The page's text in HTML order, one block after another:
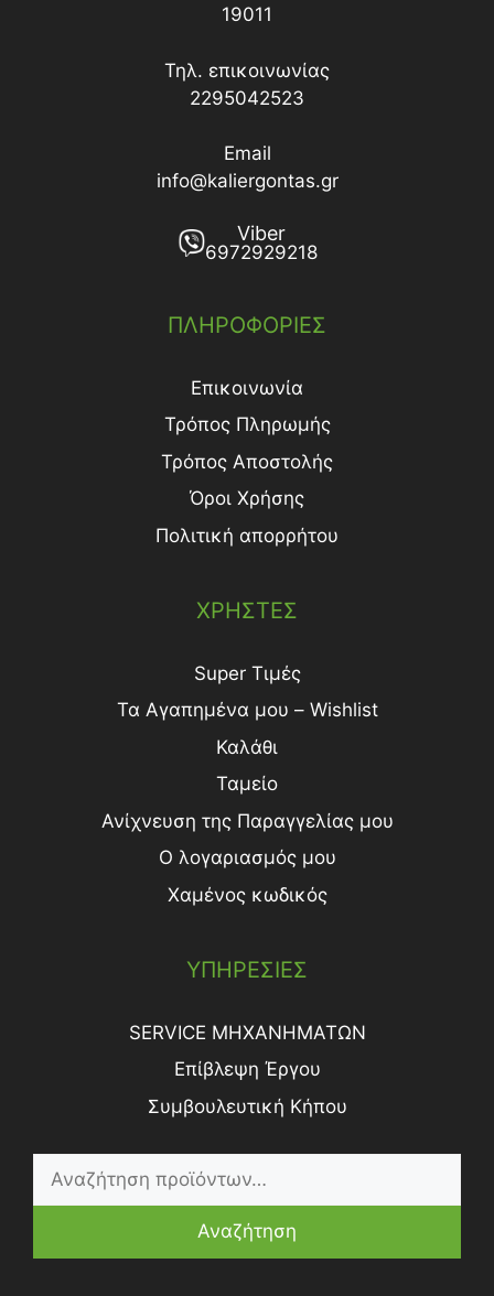
19011
Τηλ. επικοινωνίας
2295042523
Email
info@kaliergontas.gr
Viber
6972929218
ΠΛΗΡΟΦΟΡΙΕΣ
Επικοινωνία
Τρόπος Πληρωμής
Τρόπος Aποστολής
Όροι Χρήσης
Πολιτική απορρήτου
ΧΡΗΣΤΕΣ
Super Τιμές
Τα Αγαπημένα μου – Wishlist
Καλάθι
Ταμείο
Ανίχνευση της Παραγγελίας μου
Ο λογαριασμός μου
Χαμένος κωδικός
ΥΠΗΡΕΣΙΕΣ
SERVICE ΜΗΧΑΝΗΜΑΤΩΝ
Επίβλεψη Έργου
Συμβουλευτική Κήπου
Αναζήτηση